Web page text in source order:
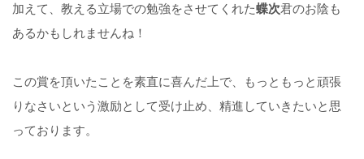
加えて、教える立場での勉強をさせてくれた蝶次君のお陰も
あるかもしれませんね！
この賞を頂いたことを素直に喜んだ上で、もっともっと頑張
りなさいという激励として受け止め、精進していきたいと思
っております。